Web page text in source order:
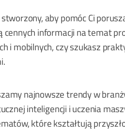
aby pomóc Ci
informacji na temat
i mobilnych, czy szukasz
najnowsze trendy w
inteligencji i uczenia
które kształtują